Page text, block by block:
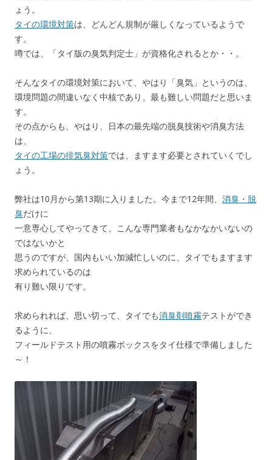
ょう。
タイの環境対策は、どんどん規制が厳しくなっているようで
す。
噂では、「タイ版の臭気判定士」が資格化されるとか・・。
そんなタイの環境対策において、やはり「臭気」というのは、
環境問題の間違いなく中核であり、最も難しい問題だと思いま
す。
その点からも、やはり、日本の最先端の脱臭技術や消臭方法
は、
タイの工場の排気臭対策では、ますます必要とされていくでし
ょう。
弊社は10月から第13期に入りました。今まで12年間、 消臭・脱
臭だけに
一意専心してやってきて、こんな専門業者もなかなかいないの
ではないかと
思うのですが、国内もいい加減忙しいのに、タイでもますます
求められているのは
有り難い限りです。
求められれば、思い切って、タイでも消臭剤噴霧テストができ
るように、
フィールドテスト用の噴霧ボックスをタイ仕様で準備しました
～！